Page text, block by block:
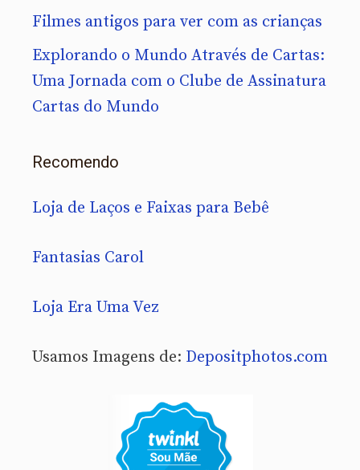
Filmes antigos para ver com as crianças
Explorando o Mundo Através de Cartas:
Uma Jornada com o Clube de Assinatura
Cartas do Mundo
Recomendo
Loja de Laços e Faixas para Bebê
Fantasias Carol
Loja Era Uma Vez
Usamos Imagens de: Depositphotos.com